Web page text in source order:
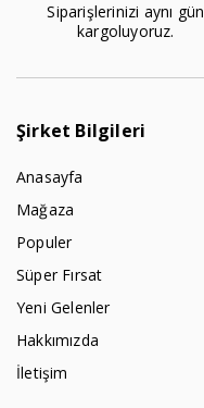
Siparişlerinizi aynı gün
kargoluyoruz.
Şirket Bilgileri
Anasayfa
Mağaza
Populer
Süper Fırsat
Yeni Gelenler
Hakkımızda
İletişim